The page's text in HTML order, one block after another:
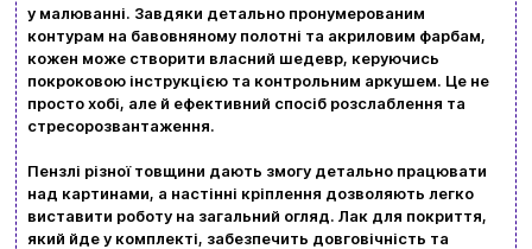
у малюванні. Завдяки детально пронумерованим
контурам на бавовняному полотні та акриловим фарбам,
кожен може створити власний шедевр, керуючись
покроковою інструкцією та контрольним аркушем. Це не
просто хобі, але й ефективний спосіб розслаблення та
стресорозвантаження.
Пензлі різної товщини дають змогу детально працювати
над картинами, а настінні кріплення дозволяють легко
виставити роботу на загальний огляд. Лак для покриття,
який йде у комплекті, забезпечить довговічність та
Вхід Реєстрація
Бренди
Доставка та оплата